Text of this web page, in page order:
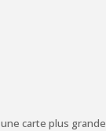
carte plus grande